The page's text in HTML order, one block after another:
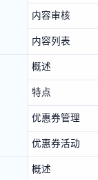
内容审核
内容列表
概述
特点
优惠券管理
优惠券活动
概述